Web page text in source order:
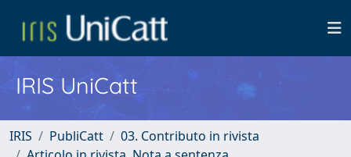
IRIS UniCatt
IRIS PubliCatt
03. Contributo in rivista